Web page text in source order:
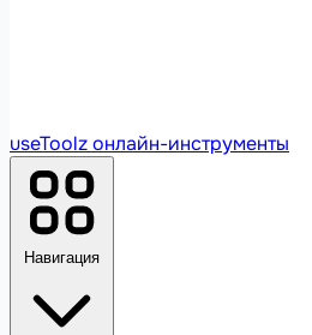
useToolzонлайн-инструменты
Навигация